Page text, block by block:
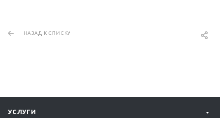
НАЗАД К СПИСКУ
УСЛУГИ